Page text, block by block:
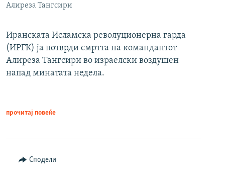
Алиреза Тангсири
Иранската Исламска револуционерна гарда
(ИРГК) ја потврди смртта на командантот
Алиреза Тангсири во израелски воздушен
напад минатата недела.
прочитај повеќе
Сподели